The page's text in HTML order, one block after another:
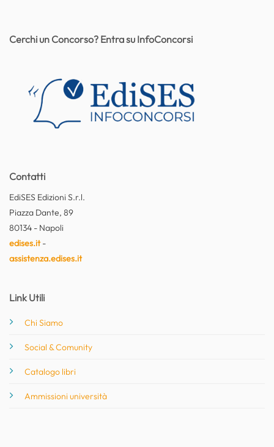
Contatti
EdiSES Edizioni S.r.l.
Piazza Dante, 89
80134 - Napoli
edises.it-
assistenza.edises.it
Link Utili
Chi Siamo
Social & Comunity
Catalogo libri
Ammissioni università
Cerchi un Concorso? Entra su InfoConcorsi